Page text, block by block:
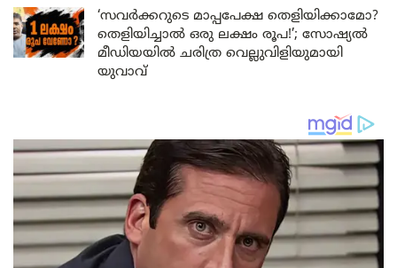
‘സവർക്കറുടെ മാപ്പപേക്ഷ തെളിയിക്കാമോ?
തെളിയിച്ചാൽ ഒരു ലക്ഷം രൂപ!’; സോഷ്യൽ
മീഡിയയിൽ ചരിത്ര വെല്ലുവിളിയുമായി
യുവാവ്